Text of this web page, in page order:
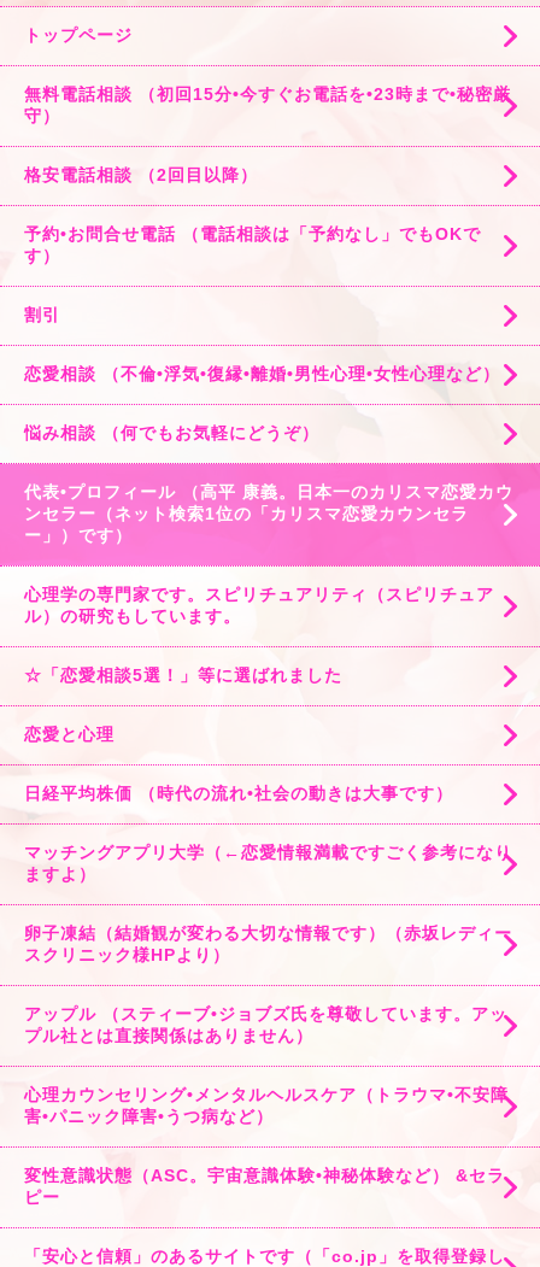
トップページ
無料電話相談 （初回15分•今すぐお電話を•23時まで•秘密厳
守）
格安電話相談 （2回目以降）
予約•お問合せ電話 （電話相談は「予約なし」でもOKで
す）
割引
恋愛相談 （不倫•浮気•復縁•離婚•男性心理•女性心理など）
悩み相談 （何でもお気軽にどうぞ）
代表•プロフィール （高平 康義。日本一のカリスマ恋愛カウ
ンセラー（ネット検索1位の「カリスマ恋愛カウンセラ
ー」）です）
心理学の専門家です。スピリチュアリティ（スピリチュア
ル）の研究もしています。
☆「恋愛相談5選！」等に選ばれました
恋愛と心理
日経平均株価 （時代の流れ•社会の動きは大事です）
マッチングアプリ大学（←恋愛情報満載ですごく参考になり
ますよ）
卵子凍結（結婚観が変わる大切な情報です）（赤坂レディー
スクリニック様HPより）
アップル （スティーブ•ジョブズ氏を尊敬しています。アッ
プル社とは直接関係はありません）
心理カウンセリング•メンタルヘルスケア（トラウマ•不安障
害•パニック障害•うつ病など）
変性意識状態（ASC。宇宙意識体験•神秘体験など） &セラ
ピー
「安心と信頼」のあるサイトです（「co.jp」を取得登録し